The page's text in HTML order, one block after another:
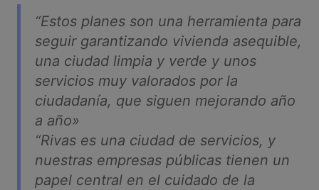
“Estos planes son una herramienta para
seguir garantizando vivienda asequible,
una ciudad limpia y verde y unos
servicios muy valorados por la
ciudadanía, que siguen mejorando año
a año»
“Rivas es una ciudad de servicios, y
nuestras empresas públicas tienen un
papel central en el cuidado de la